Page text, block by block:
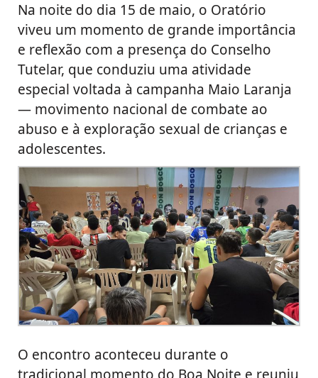
Na noite do dia 15 de maio, o Oratório
viveu um momento de grande importância
e reflexão com a presença do Conselho
Tutelar, que conduziu uma atividade
especial voltada à campanha Maio Laranja
— movimento nacional de combate ao
abuso e à exploração sexual de crianças e
adolescentes.
O encontro aconteceu durante o